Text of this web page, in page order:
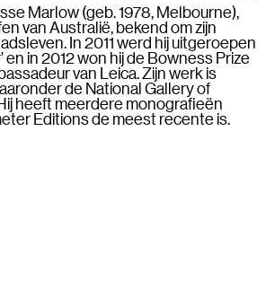
Marlow (geb. 1978, Melbourne),
van Australië, bekend om zijn
In 2011 werd hij uitgeroepen
in 2012 won hij de Bowness Prize
van Leica. Zijn werk is
de National Gallery of
heeft meerdere monografieën
Editions de meest recente is.